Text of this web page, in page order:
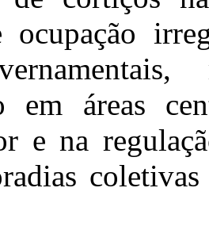
ocupação
,
em áreas
e na